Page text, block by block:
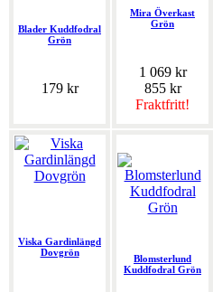
Blader Kuddfodral
Grön
179 kr
Mira Överkast
Grön
1 069 kr
855 kr
Fraktfritt!
Viska Gardinlängd
Dovgrön
Blomsterlund
Kuddfodral Grön